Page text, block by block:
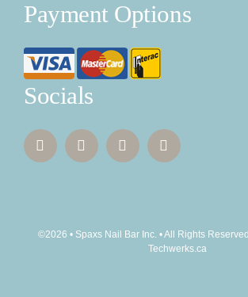
Payment Options
Socials
©2026 • Spaxs Nail Bar Inc. • All Rights
Techwerks.ca